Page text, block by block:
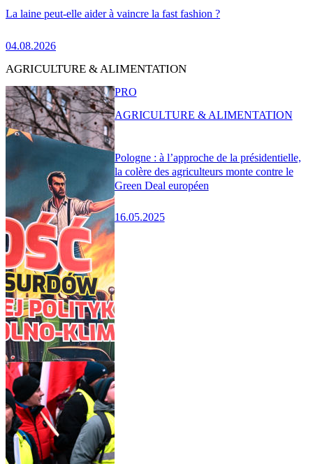
La laine peut-elle aider à vaincre la fast fashion ?
04.08.2026
AGRICULTURE & ALIMENTATION
Pologne : à l’approche de la présidentielle,
la colère des agriculteurs monte contre le
Green Deal européen
16.05.2025
PRO
AGRICULTURE & ALIMENTATION